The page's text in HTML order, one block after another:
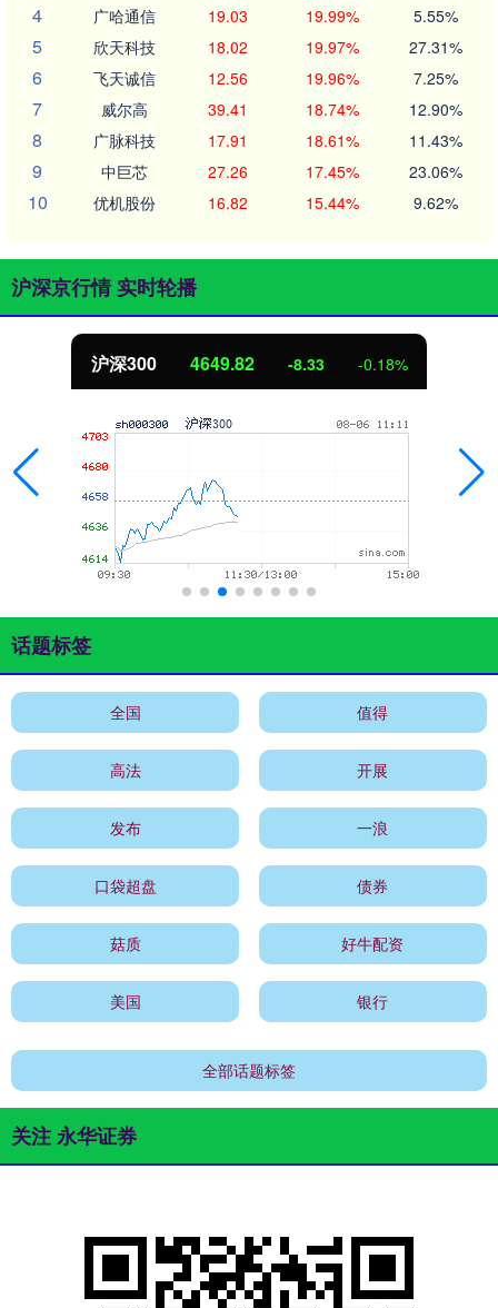
4 广哈通信 19.03 19.99% 5.55%
5 欣天科技 18.02 19.97% 27.31%
6 飞天诚信 12.56 19.96% 7.25%
7 威尔高 39.41 18.74% 12.90%
8 广脉科技 17.91 18.61% 11.43%
9 中巨芯 27.26 17.45% 23.06%
10 优机股份 16.82 15.44% 9.62%
沪深京行情 实时轮播
沪深300 4649.82 -8.33 -0.18%
话题标签
全国 值得
高法 开展
发布 一浪
口袋超盘 债券
菇质 好牛配资
美国 银行
全部话题标签
关注 永华证券